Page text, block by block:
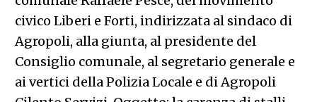
civico Liberi e Forti, indirizzata al sindaco di
Agropoli, alla giunta, al presidente del
Consiglio comunale, al segretario generale e
ai vertici della Polizia Locale e di Agropoli